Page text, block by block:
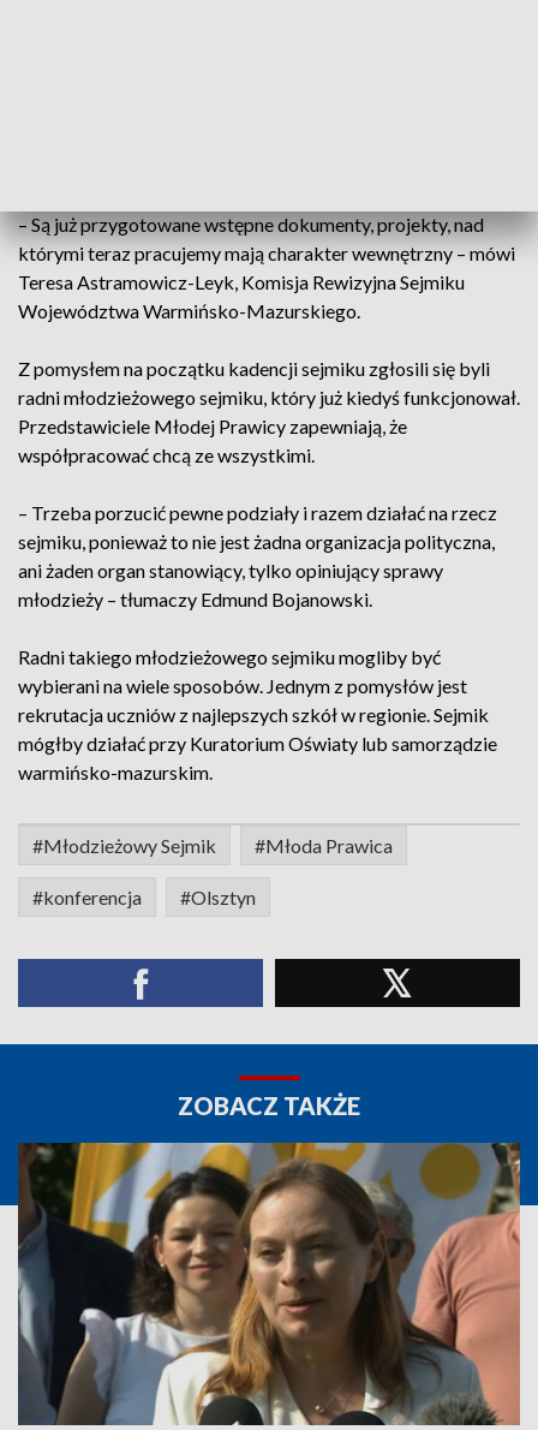
– Są już przygotowane wstępne dokumenty, projekty, nad
którymi teraz pracujemy mają charakter wewnętrzny – mówi
Teresa Astramowicz-Leyk, Komisja Rewizyjna Sejmiku
Województwa Warmińsko-Mazurskiego.
Z pomysłem na początku kadencji sejmiku zgłosili się byli
radni młodzieżowego sejmiku, który już kiedyś funkcjonował.
Przedstawiciele Młodej Prawicy zapewniają, że
współpracować chcą ze wszystkimi.
– Trzeba porzucić pewne podziały i razem działać na rzecz
sejmiku, ponieważ to nie jest żadna organizacja polityczna,
ani żaden organ stanowiący, tylko opiniujący sprawy
młodzieży – tłumaczy Edmund Bojanowski.
Radni takiego młodzieżowego sejmiku mogliby być
wybierani na wiele sposobów. Jednym z pomysłów jest
rekrutacja uczniów z najlepszych szkół w regionie. Sejmik
mógłby działać przy Kuratorium Oświaty lub samorządzie
warmińsko-mazurskim.
#Młodzieżowy Sejmik #Młoda Prawica
#konferencja #Olsztyn
ZOBACZ TAKŻE